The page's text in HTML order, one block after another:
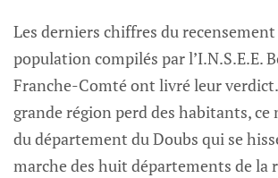
Les derniers chiffres du recensement
population compilés par l’I.N.S.E.E.
Franche-Comté ont livré leur
grande région perd des habitants, ce
du département du Doubs qui se
marche des huit départements de la